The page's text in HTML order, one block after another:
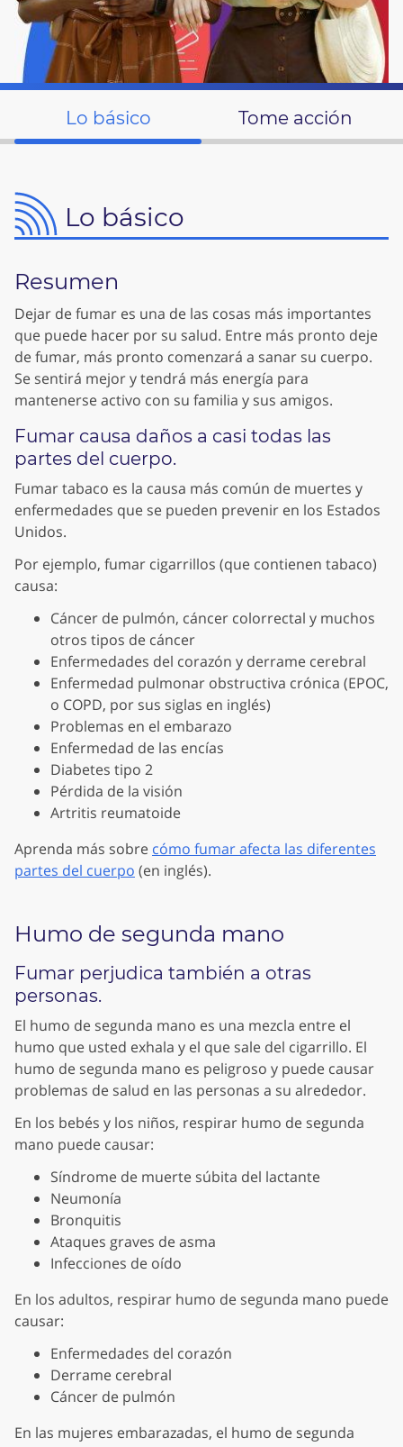
Lo básico Tome acción
Lo básico
Resumen
Dejar de fumar es una de las cosas más importantes
que puede hacer por su salud. Entre más pronto deje
de fumar, más pronto comenzará a sanar su cuerpo.
Se sentirá mejor y tendrá más energía para
mantenerse activo con su familia y sus amigos.
Fumar causa daños a casi todas las
partes del cuerpo.
Fumar tabaco es la causa más común de muertes y
enfermedades que se pueden prevenir en los Estados
Unidos.
Por ejemplo, fumar cigarrillos (que contienen tabaco)
causa:
Cáncer de pulmón, cáncer colorrectal y muchos
otros tipos de cáncer
Enfermedades del corazón y derrame cerebral
Enfermedad pulmonar obstructiva crónica (EPOC,
o COPD, por sus siglas en inglés)
Problemas en el embarazo
Enfermedad de las encías
Diabetes tipo 2
Pérdida de la visión
Artritis reumatoide
Aprenda más sobre cómo fumar afecta las diferentes
partes del cuerpo (en inglés).
Humo de segunda mano
Fumar perjudica también a otras
personas.
El humo de segunda mano es una mezcla entre el
humo que usted exhala y el que sale del cigarrillo. El
humo de segunda mano es peligroso y puede causar
problemas de salud en las personas a su alrededor.
En los bebés y los niños, respirar humo de segunda
mano puede causar:
Síndrome de muerte súbita del lactante
Neumonía
Bronquitis
Ataques graves de asma
Infecciones de oído
En los adultos, respirar humo de segunda mano puede
causar:
Enfermedades del corazón
Derrame cerebral
Cáncer de pulmón
En las mujeres embarazadas, el humo de segunda